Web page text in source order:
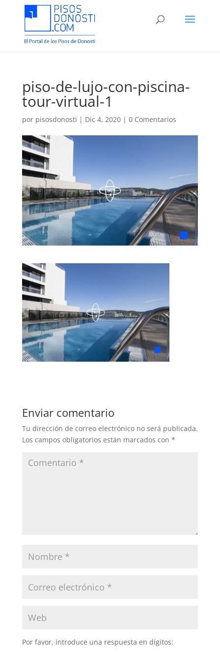
piso-de-lujo-con-piscina-
tour-virtual-1
por pisosdonosti | Dic 4, 2020| 0 Comentarios
Enviar comentario
Tu dirección de correo electrónico no será publicada.
Los campos obligatorios están marcados con *
Por favor, introduce una respuesta en dígitos: